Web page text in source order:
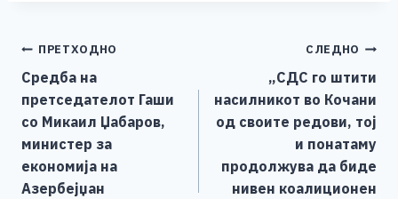
b
o
o
k
n
g
er
p
p
Li
n
k
Навигација
на
напис
ПРЕТХОДНО
Средба на
претседателот Гаши
со Микаил Џабаров,
министер за
економија на
Азербејџан
СЛЕДНО
„СДС го штити
насилникот во Кочани
од своите редови, тој
и понатаму
продолжува да биде
нивен коалиционен